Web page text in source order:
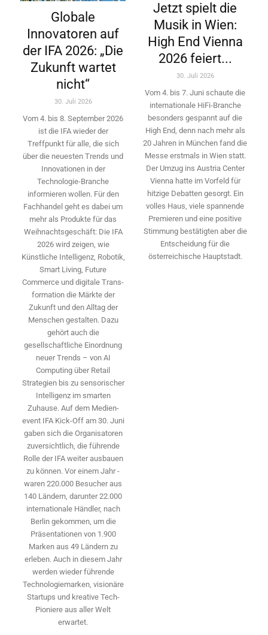
Globale
Innovatoren auf
der IFA 2026: „Die
Zukunft wartet
nicht“
30. Juli 2026
Vom 4. bis 8. September 2026
ist die IFA wieder der
Treffpunkt für alle, die sich
über die neuesten Trends und
Innovationen in der
Technologie-­Branche
informieren wollen. Für den
Fachhandel geht es dabei um
mehr als Produkte für das
Weihnachtsgeschäft: Die IFA
2026 wird ­zeigen, wie
Künstliche Intelligenz, Robotik,
Smart Living, Future
Commerce und digitale Trans­
formation die Märkte der
Zukunft und den Alltag der
Menschen gestalten. Dazu
gehört auch die
gesellschaftliche Einordnung
neuer Trends – von AI
Computing über Retail
Strategien bis zu sensorischer
Intelligenz im smarten
Zuhause. Auf dem Medien­
event IFA Kick-Off am 30. Juni
gaben sich die Organisatoren
zuversichtlich, die führende
Rolle der IFA weiter ausbauen
zu können. Vor einem Jahr ­
waren 220.000 Besucher aus
140 ­Ländern, ­darunter 22.000
internationale Händler, nach
Berlin gekommen, um die
Präsen­tationen von 1.900
Marken aus 49 Ländern zu
erleben. Auch in diesem Jahr
werden wieder führende
Technologiemarken, visionäre
Startups und ­kreative Tech-
Pioniere aus aller Welt
erwartet.
Jetzt spielt die
Musik in Wien:
High End Vienna
2026 feiert...
30. Juli 2026
Vom 4. bis 7. Juni schaute die
internationale HiFi-Branche
besonders gespannt auf die
High End, denn nach mehr als
20 Jahren in München fand die
Messe erstmals in Wien statt.
Der Umzug ins Austria Center
Vienna hatte im Vorfeld für
hitzige Debatten gesorgt. Ein
volles Haus, viele spannende
Premieren und eine positive
Stimmung bestätigten aber die
Entscheidung für die
österreichische Hauptstadt.